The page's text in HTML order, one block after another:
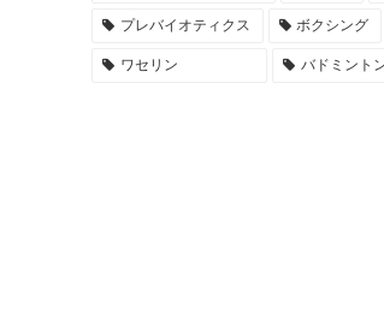
プレバイオティクス ボクシング
ワセリン バドミント